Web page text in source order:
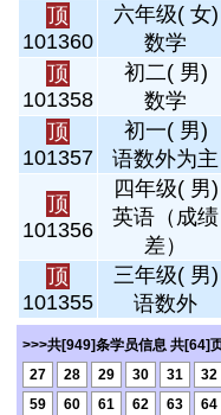
顶
101360
六年级( 女)
数学
顶
101358
初二( 男)
数学
顶
101357
初一( 男)
语数外为主
顶
101356
四年级( 男)
英语（成绩
差）
顶
101355
三年级( 男)
语数外
>>>共[949]条学员信息 共[64]
27
28 29 30 31 32
59
60 61 62 63 64